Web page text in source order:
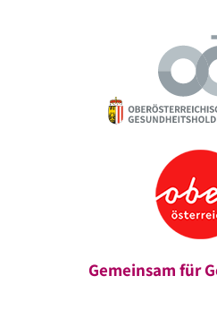
Gemeinsam für